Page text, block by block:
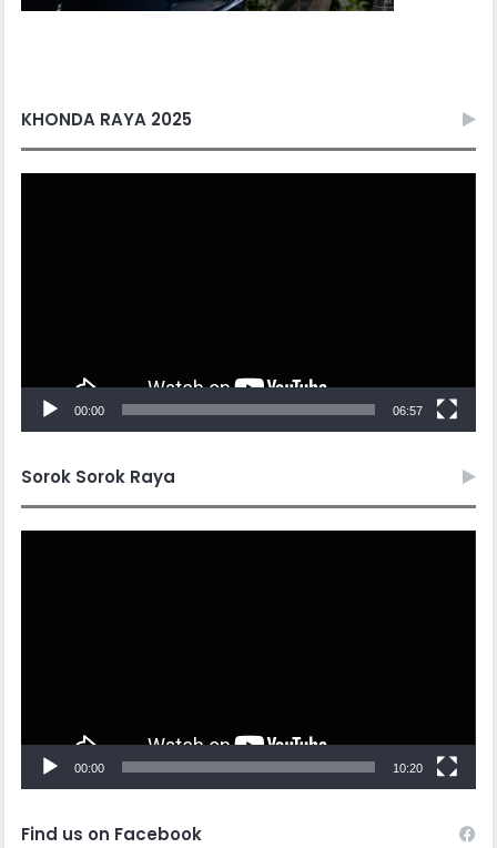
KHONDA RAYA 2025
00:00 06:57
Sorok Sorok Raya
00:00 10:20
Find us on Facebook